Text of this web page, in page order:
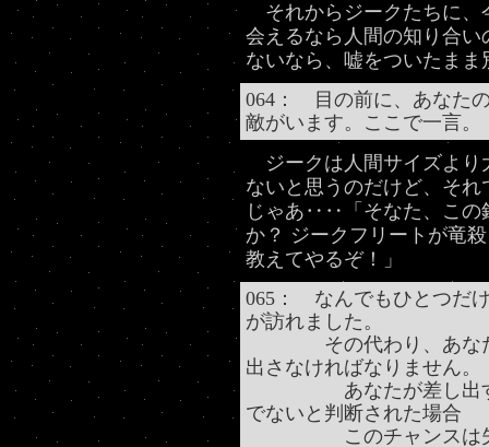
それからジークたちに、
会えるなら人間の知り合
ないなら、嘘をついたま
064： 目の前に、あなた
敵がいます。ここで一言。
ジークは人間サイズより
ないと思うのだけど、そ
じゃあ‥‥「そなた、この
か？ ジークフリートが竜
教えてやるぞ！」
065： なんでもひとつだ
が訪れました。
その代わり、あなたは
出さなければなりません。
あなたが差し出すと
でないと判断された場合
このチャンスは失